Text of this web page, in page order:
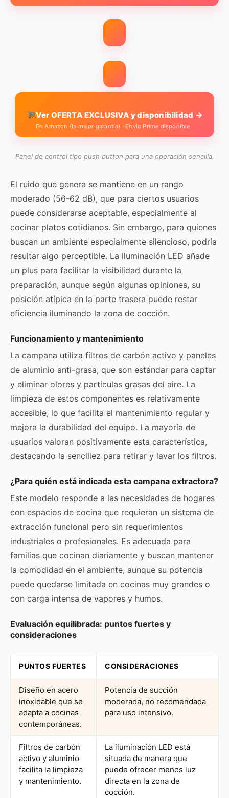
Ver OFERTA EXCLUSIVA y disponibilidad
En Amazon (la mejor garantía) · Envío Prime disponible
→
Panel de control tipo push button para una operación sencilla.
El ruido que genera se mantiene en un rango
moderado (56-62 dB), que para ciertos usuarios
puede considerarse aceptable, especialmente al
cocinar platos cotidianos. Sin embargo, para quienes
buscan un ambiente especialmente silencioso, podría
resultar algo perceptible. La iluminación LED añade
un plus para facilitar la visibilidad durante la
preparación, aunque según algunas opiniones, su
posición atípica en la parte trasera puede restar
eficiencia iluminando la zona de cocción.
Funcionamiento y mantenimiento
La campana utiliza filtros de carbón activo y paneles
de aluminio anti-grasa, que son estándar para captar
y eliminar olores y partículas grasas del aire. La
limpieza de estos componentes es relativamente
accesible, lo que facilita el mantenimiento regular y
mejora la durabilidad del equipo. La mayoría de
usuarios valoran positivamente esta característica,
destacando la sencillez para retirar y lavar los filtros.
¿Para quién está indicada esta campana extractora?
Este modelo responde a las necesidades de hogares
con espacios de cocina que requieran un sistema de
extracción funcional pero sin requerimientos
industriales o profesionales. Es adecuada para
familias que cocinan diariamente y buscan mantener
la comodidad en el ambiente, aunque su potencia
puede quedarse limitada en cocinas muy grandes o
con carga intensa de vapores y humos.
Evaluación equilibrada: puntos fuertes y
consideraciones
PUNTOS FUERTES CONSIDERACIONES
Diseño en acero
inoxidable que se
adapta a cocinas
contemporáneas.
Potencia de succión
moderada, no recomendada
para uso intensivo.
Filtros de carbón
activo y aluminio
facilita la limpieza
y mantenimiento.
La iluminación LED está
situada de manera que
puede ofrecer menos luz
directa en la zona de
cocción.